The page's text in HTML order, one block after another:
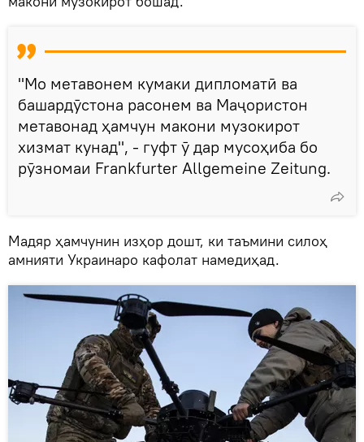
"Мо метавонем кумаки дипломатӣ ва
башардӯстона расонем ва Маҷористон
метавонад ҳамчун макони музокирот
хизмат кунад", - гуфт ӯ дар мусоҳиба бо
рӯзномаи Frankfurter Allgemeine Zeitung.
Мадяр ҳамчунин изҳор дошт, ки таъмини силоҳ
амнияти Украинаро кафолат намедиҳад.